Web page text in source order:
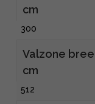
cm
300
Valzone
cm
512